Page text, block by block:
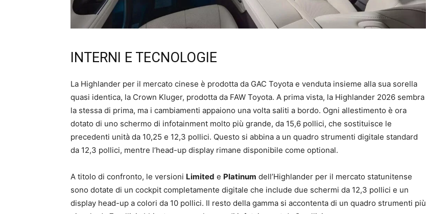
INTERNI E TECNOLOGIE
La Highlander per il mercato cinese è prodotta da GAC Toyota e venduta insieme alla sua sorella
quasi identica, la Crown Kluger, prodotta da FAW Toyota. A prima vista, la Highlander 2026 sembra
la stessa di prima, ma i cambiamenti appaiono una volta saliti a bordo. Ogni allestimento è ora
dotato di uno schermo di infotainment molto più grande, da 15,6 pollici, che sostituisce le
precedenti unità da 10,25 e 12,3 pollici. Questo si abbina a un quadro strumenti digitale standard
da 12,3 pollici, mentre l’head-up display rimane disponibile come optional.
A titolo di confronto, le versioni Limited e Platinum dell’Highlander per il mercato statunitense
sono dotate di un cockpit completamente digitale che include due schermi da 12,3 pollici e un
display head-up a colori da 10 pollici. Il resto della gamma si accontenta di un quadro strumenti più